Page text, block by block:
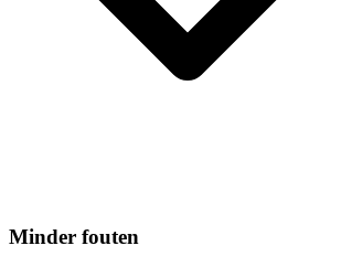
Minder fouten